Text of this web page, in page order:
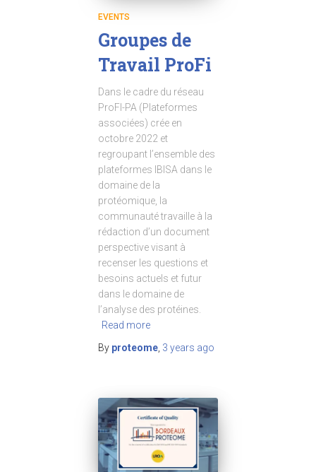
EVENTS
Groupes de
Travail ProFi
Dans le cadre du réseau
ProFI-PA (Plateformes
associées) crée en
octobre 2022 et
regroupant l’ensemble des
plateformes IBISA dans le
domaine de la
protéomique, la
communauté travaille à la
rédaction d’un document
perspective visant à
recenser les questions et
besoins actuels et futur
dans le domaine de
l’analyse des protéines.
Read more
By proteome 3 years ago